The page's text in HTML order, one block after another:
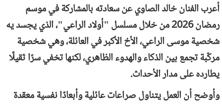
أعرب الفنان خالد الصاوي عن سعادته بالمشاركة في موسم
رمضان 2026 من خلال مسلسل "أولاد الراعي"، الذي يجسد يه
شخصية موسى الراعي، الأخ الأكبر في العائلة، وهي شخصية
مركّبة تجمع بين الذكاء والهدوء الظاهري، لكنها تخفي سرًا ثقيلًا
يطارده على مدار الأحداث.
وأوضح أن العمل يتناول صراعات عائلية وأبعادًا نفسية معقدة